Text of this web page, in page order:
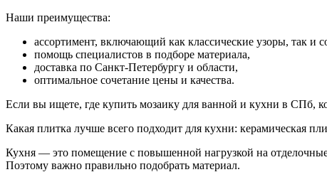
Наши преимущества:
ассортимент, включающий как классические узоры, так и
помощь специалистов в подборе материала,
доставка по Санкт-Петербургу и области,
оптимальное сочетание цены и качества.
Если вы ищете, где купить мозаику для ванной и кухни в
Какая плитка лучше всего подходит для кухни: керамическая
Кухня — это помещение с повышенной нагрузкой на
Поэтому важно правильно подобрать материал.